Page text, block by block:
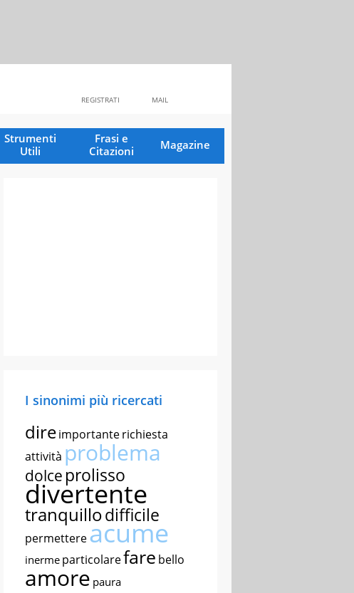
MAIL
REGISTRATI
Strumenti
Utili
Frasi e
Citazioni
Magazine
I sinonimi più ricercati
direimportanterichiesta
attività problema
dolce prolisso
divertente
tranquillodifficile
permettereacume
inerme particolarefare bello
amore paura